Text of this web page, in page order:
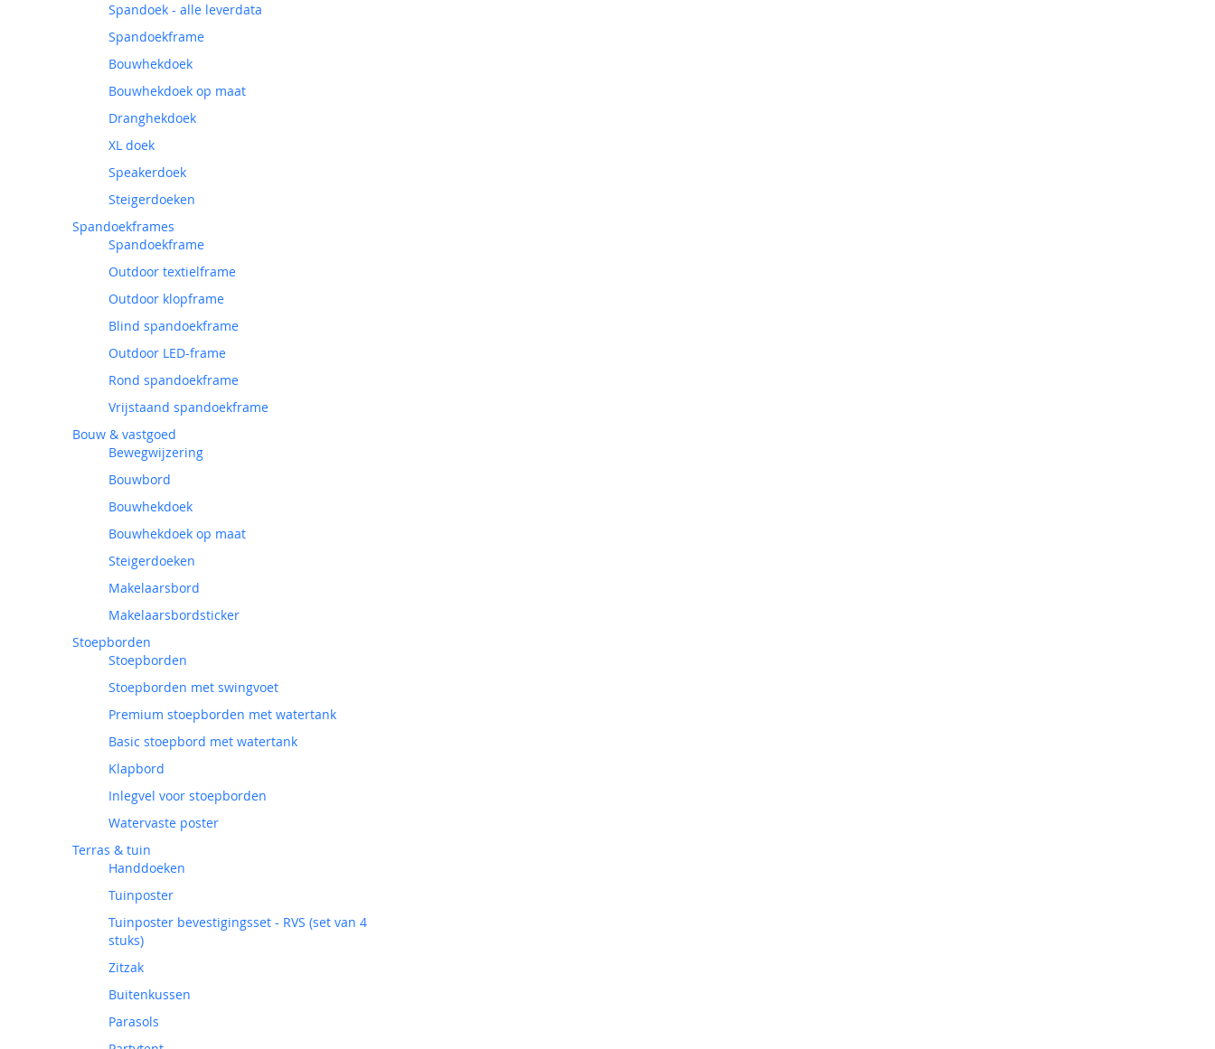
Spandoek - alle leverdata
Spandoekframe
Bouwhekdoek
Bouwhekdoek op maat
Dranghekdoek
XL doek
Speakerdoek
Steigerdoeken
Spandoekframes
Spandoekframe
Outdoor textielframe
Outdoor klopframe
Blind spandoekframe
Outdoor LED-frame
Rond spandoekframe
Vrijstaand spandoekframe
Bouw & vastgoed
Bewegwijzering
Bouwbord
Bouwhekdoek
Bouwhekdoek op maat
Steigerdoeken
Makelaarsbord
Makelaarsbordsticker
Stoepborden
Stoepborden
Stoepborden met swingvoet
Premium stoepborden met watertank
Basic stoepbord met watertank
Klapbord
Inlegvel voor stoepborden
Watervaste poster
Terras & tuin
Handdoeken
Tuinposter
Tuinposter bevestigingsset - RVS (set van 4
stuks)
Zitzak
Buitenkussen
Parasols